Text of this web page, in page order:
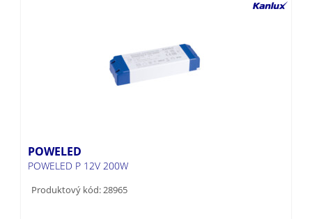
POWELED
POWELED P 12V 200W
Produktový kód: 28965